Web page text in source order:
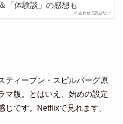
あわせて読みたい
「体験談」の感想も
ティーブン・スピルバーグ原
マ版。とはいえ、始めの設定
じです。Netflixで見れます。